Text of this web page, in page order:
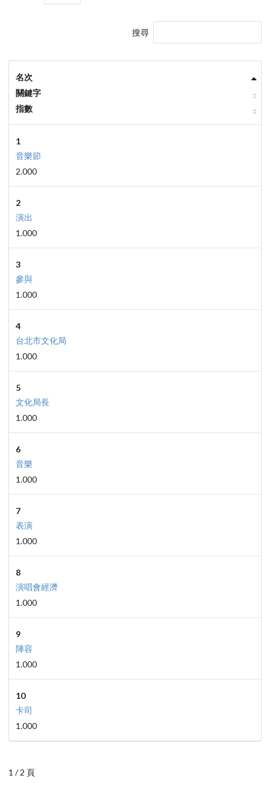
搜尋
名次
關鍵字
指數
1
音樂節
2.000
2
演出
1.000
3
參與
1.000
4
台北市文化局
1.000
5
文化局長
1.000
6
音樂
1.000
7
表演
1.000
8
演唱會經濟
1.000
9
陣容
1.000
10
卡司
1.000
1 / 2 頁